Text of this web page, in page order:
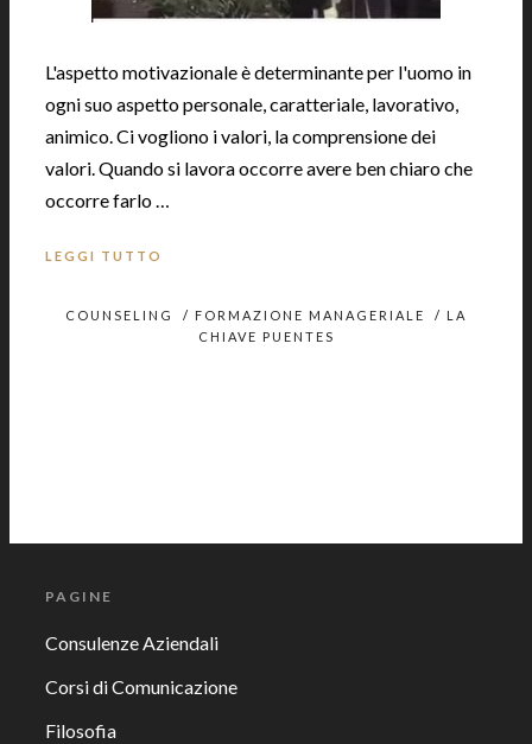
L'aspetto motivazionale è determinante per l'uomo in
ogni suo aspetto personale, caratteriale, lavorativo,
animico. Ci vogliono i valori, la comprensione dei
valori. Quando si lavora occorre avere ben chiaro che
occorre farlo …
LEGGI TUTTO
COUNSELING / FORMAZIONE MANAGERIALE / LA
CHIAVE PUENTES
PAGINE
Consulenze Aziendali
Corsi di Comunicazione
Filosofia